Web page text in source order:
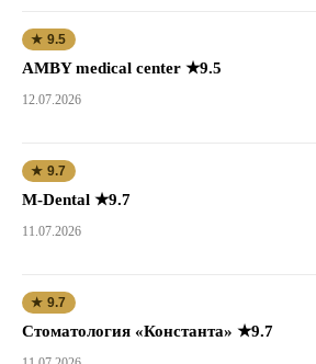
★ 9.5
AMBY medical center ★9.5
12.07.2026
★ 9.7
M-Dental ★9.7
11.07.2026
★ 9.7
Стоматология «Константа» ★9.7